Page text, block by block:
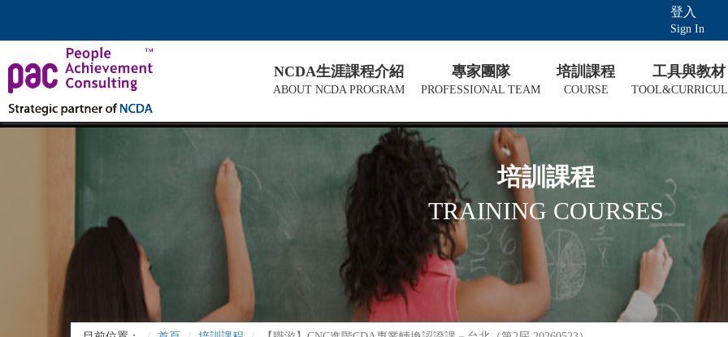
登入
Sign In
NCDA生涯課程介紹
ABOUT NCDA PROGRAM
專家團隊
PROFESSIONAL TEAM
培訓課程
COURSE
工具與教材
培訓課程
TRAINING COURSES